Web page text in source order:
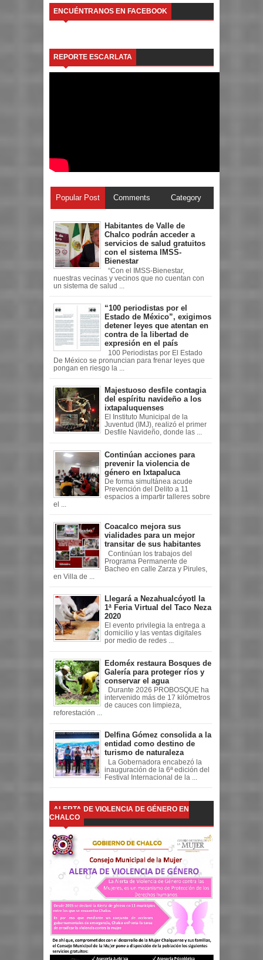
ENCUÉNTRANOS EN FACEBOOK
REPORTE ESCARLATA
Popular Post Comments Category
Habitantes de Valle de
Chalco podrán acceder a
servicios de salud gratuitos
con el sistema IMSS-
Bienestar
“Con el IMSS-Bienestar,
nuestras vecinas y vecinos que no cuentan con
un sistema de salud ...
“100 periodistas por el
Estado de México”, exigimos
detener leyes que atentan en
contra de la libertad de
expresión en el país
100 Periodistas por El Estado
De México se pronuncian para frenar leyes que
pongan en riesgo la ...
Majestuoso desfile contagia
del espíritu navideño a los
ixtapaluquenses
El Instituto Municipal de la
Juventud (IMJ), realizó el primer
Desfile Navideño, donde las ...
Continúan acciones para
prevenir la violencia de
género en Ixtapaluca
De forma simultánea acude
Prevención del Delito a 11
espacios a impartir talleres sobre
el ...
Coacalco mejora sus
vialidades para un mejor
transitar de sus habitantes
Continúan los trabajos del
Programa Permanente de
Bacheo en calle Zarza y Pirules,
en Villa de ...
Llegará a Nezahualcóyotl la
1ª Feria Virtual del Taco Neza
2020
El evento privilegia la entrega a
domicilio y las ventas digitales
por medio de redes ...
Edoméx restaura Bosques de
Galería para proteger ríos y
conservar el agua
Durante 2026 PROBOSQUE ha
intervenido más de 17 kilómetros
de cauces con limpieza,
reforestación ...
Delfina Gómez consolida a la
entidad como destino de
turismo de naturaleza
La Gobernadora encabezó la
inauguración de la 6ª edición del
Festival Internacional de la ...
ALERTA DE VIOLENCIA DE GÉNERO EN
CHALCO